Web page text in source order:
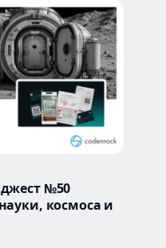
№50
космоса и